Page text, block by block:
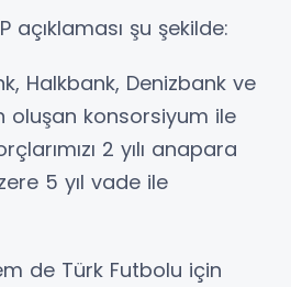
açıklaması şu şekilde:
Halkbank, Denizbank ve
oluşan konsorsiyum ile
2 yılı anapara
5 yıl vade ile
de Türk Futbolu için